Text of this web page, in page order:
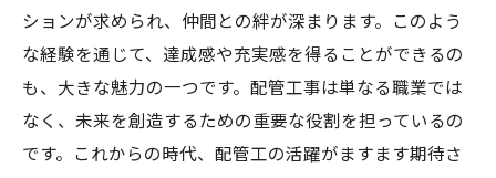
ションが求められ、仲間との絆が深まります。このよう
な経験を通じて、達成感や充実感を得ることができるの
も、大きな魅力の一つです。配管工事は単なる職業では
なく、未来を創造するための重要な役割を担っているの
です。これからの時代、配管工の活躍がますます期待さ